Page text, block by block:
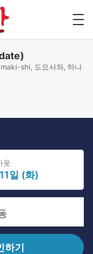
shi, 도요사와, 하나
웃
일 (화)
하기